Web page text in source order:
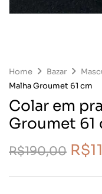
Home Bazar
Malha Groumet 61 cm
Colar em
Groumet 61
R$190,00 R$